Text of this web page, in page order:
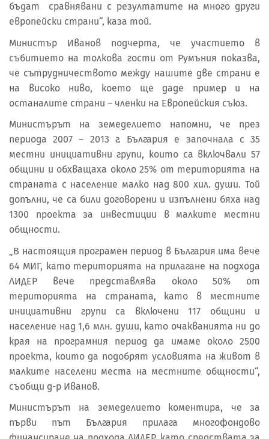
бъдат сравнявани с резултатите на много други
европейски страни“, каза той.
Министър Иванов подчерта, че участието в
събитието на толкова гости от Румъния показва,
че сътрудничеството между нашите две страни е
на високо ниво, което ще даде пример и на
останалите страни – членки на Европейския съюз.
Министърът на земеделието напомни, че през
периода 2007 – 2013 г. България е започнала с 35
местни инициативни групи, които са включвали 57
общини и обхващаха около 25% от територията на
страната с население малко над 800 хил. души. Той
допълни, че са били договорени и изпълнени бяха над
1300 проекта за инвестиции в малките местни
общности.
„В настоящия програмен период в България има вече
64 МИГ, като територията на прилагане на подхода
ЛИДЕР вече представлява около 50% от
територията на страната, като в местните
инициативни групи са включени 117 общини и
население над 1,6 млн. души, като очакванията ни до
края на програмния период да имаме около 2500
проекта, които да подобрят условията на живот в
малките населени места на местните общности“,
съобщи д-р Иванов.
Министърът на земеделието коментира, че за
първи път България прилага многофондово